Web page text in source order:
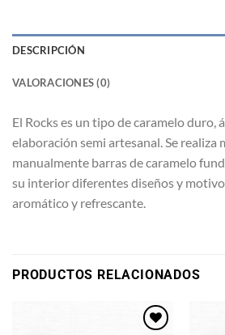
DESCRIPCIÓN
VALORACIONES (0)
El Rocks es un tipo de caramelo duro,
elaboración semi artesanal. Se realiza
manualmente barras de caramelo
su interior diferentes diseños y
aromático y refrescante.
PRODUCTOS RELACIONADOS